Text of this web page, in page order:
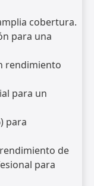
cobertura.
para una
rendimiento
para un
para
de
para